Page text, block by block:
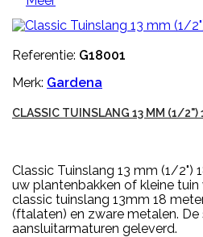
Referentie: G18001
Merk: Gardena
CLASSIC TUINSLANG 13 MM (1/2")
Classic Tuinslang 13 mm (1/2")
uw plantenbakken of kleine
classic tuinslang 13mm 18
(ftalaten) en zware metalen.
aansluitarmaturen geleverd.